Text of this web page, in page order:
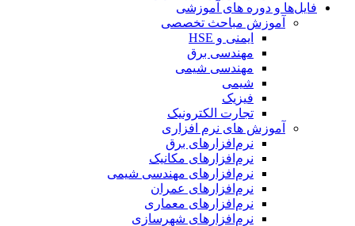
فایل‌ها و دوره های آموزشی
آموزش مباحث تخصصی
ایمنی و HSE
مهندسی برق
مهندسی شیمی
شیمی
فیزیک
تجارت الکترونیک
آموزش های نرم افزاری
نرم‌افزارهای برق
نرم‌افزارهای مکانیک
نرم‌افزارهای مهندسی شیمی
نرم‌افزارهای عمران
نرم‌افزارهای معماری
نرم‌افزارهای شهرسازی